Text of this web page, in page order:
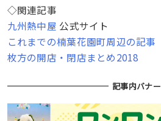
◇関連記事
九州熱中屋 公式サイト
これまでの楠葉花園町周辺の記事
枚方の開店・閉店まとめ2018
記事内バナー